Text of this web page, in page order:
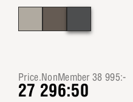
Price.NonMember 38 995:-
27 296:50